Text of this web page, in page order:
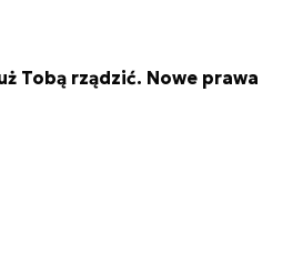
Tobą rządzić. Nowe prawa